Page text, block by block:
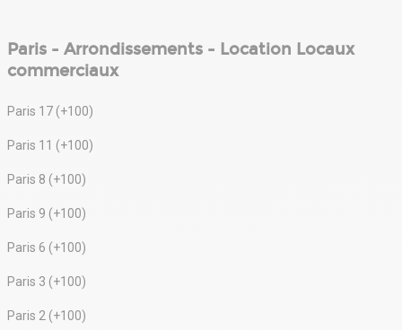
Paris - Arrondissements - Location Locaux
commerciaux
Paris 17 (+100)
Paris 11 (+100)
Paris 8 (+100)
Paris 9 (+100)
Paris 6 (+100)
Paris 3 (+100)
Paris 2 (+100)